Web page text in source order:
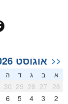
<< אוגוסט 2026
26
27
28
29
30